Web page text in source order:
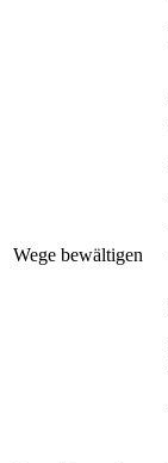
Wege bewältigen